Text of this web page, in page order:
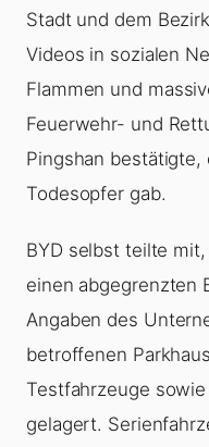
Stadt und dem
Videos in sozialen
Flammen und
Feuerwehr- und
Pingshan
Todesopfer gab.
BYD selbst teilte
einen abgegrenzten
Angaben des
betroffenen
Testfahrzeuge
gelagert.